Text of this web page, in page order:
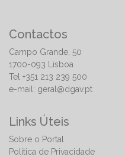
Contactos
Campo Grande, 50
1700-093 Lisboa
Tel +351 213 239 500
e-mail: geral@dgav.pt
Links Úteis
Sobre o Portal
Política de Privacidade